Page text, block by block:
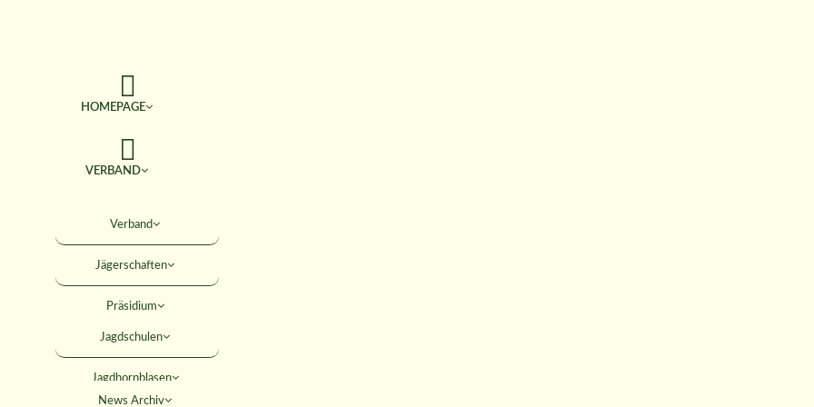
HOMEPAGE
VERBAND
Verband
Jägerschaften
Präsidium
TERMINE
JAGD & NATUR
Jagdschulen
Jagdhornblasen
SERVICE
News Archiv
AKTIVITÄTEN